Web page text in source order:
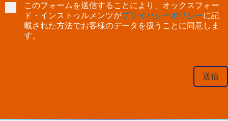
このフォームを送信することにより、オックスフォー
ド・インストゥルメンツがプライバシーポリシーに記
載された方法でお客様のデータを扱うことに同意しま
す。